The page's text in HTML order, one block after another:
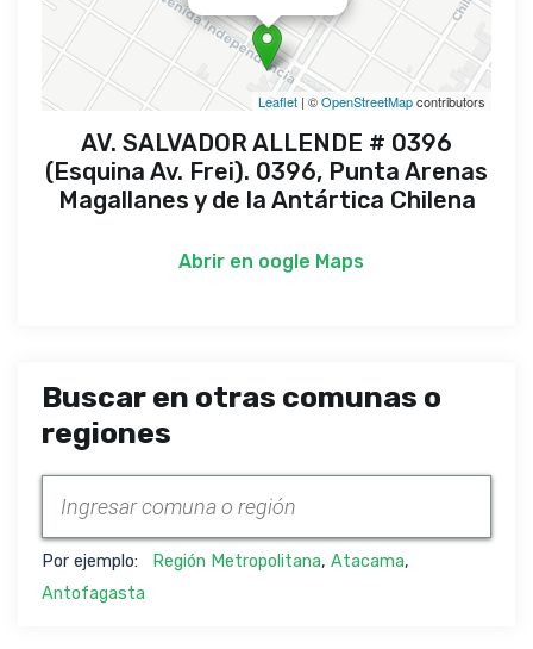
Leaflet | ©OpenStreetMapcontributors
AV. SALVADOR ALLENDE # 0396
(Esquina Av. Frei). 0396, Punta Arenas
Magallanes y de la Antártica Chilena
Abrir en oogle Maps
Buscar en otras comunas o
regiones
Por ejemplo: Región Metropolitana, Atacama,
Antofagasta